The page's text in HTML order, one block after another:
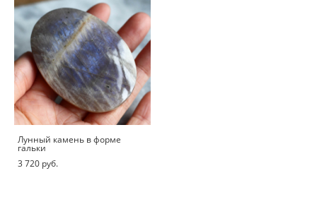
Лунный камень в форме
гальки
3 720 pуб.